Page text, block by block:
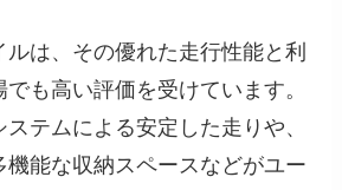
ルは、その優れた走行性能と利
も高い評価を受けています。
テムによる安定した走りや、
機能な収納スペースなどがユー